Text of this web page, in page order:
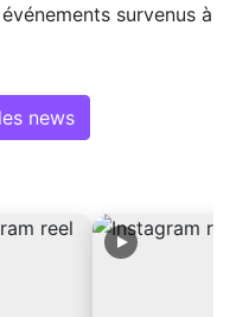
survenus à
news